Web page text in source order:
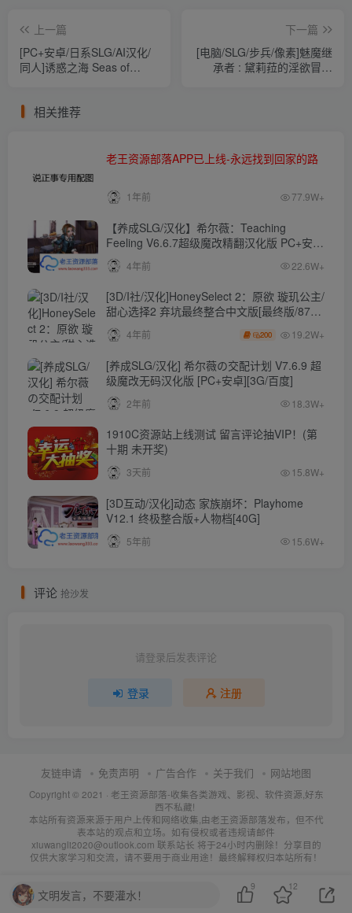
上一篇
[PC+安卓/日系SLG/AI汉化/
同人]诱惑之海 Seas of
下一篇
[电脑/SLG/步兵/像素]魅魔继
承者 : 黛莉菈的淫欲冒险
相关推荐
老王资源部落APP已上线-永远找到回家的路
1年前 77.9W+
【养成SLG/汉化】希尔薇：Teaching
Feeling V6.6.7超级魔改精翻汉化版 PC+安卓
【4.3G】
4年前 22.6W+
[3D/I社/汉化]HoneySelect 2：原欲 璇玑公主/
甜心选择2 弃坑最终整合中文版[最终版/87G/
秒传]
4年前 200 19.2W+
[养成SLG/汉化] 希尔薇の交配计划 V7.6.9 超
级魔改无码汉化版 [PC+安卓][3G/百度]
2年前 18.3W+
1910C资源站上线测试 留言评论抽VIP！(第
十期 未开奖)
3天前 15.8W+
[3D互动/汉化]动态 家族崩坏：Playhome
V12.1 终极整合版+人物档[40G]
5年前 15.6W+
评论 抢沙发
请登录后发表评论
登录 注册
友链申请 免责声明 广告合作 关于我们 网站地图
Copyright © 2021 · 老王资源部落-收集各类游戏、影视、软件资源,好东
西不私藏!
本站所有资源来源于用户上传和网络收集,由老王资源部落发布，但不代
表本站的观点和立场。如有侵权或者违规请邮件
xiuwangli2020@outlook.com 联系站长 将于24小时内删除！分享目的
仅供大家学习和交流，请不要用于商业用途！最终解释权归本站所有！
文明发言，不要灌水！
9 12